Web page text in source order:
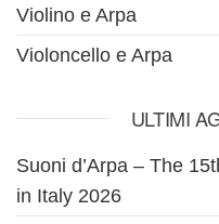
Violino e Arpa
Violoncello e Arpa
ULTIMI
Suoni d’Arpa – The
in Italy 2026